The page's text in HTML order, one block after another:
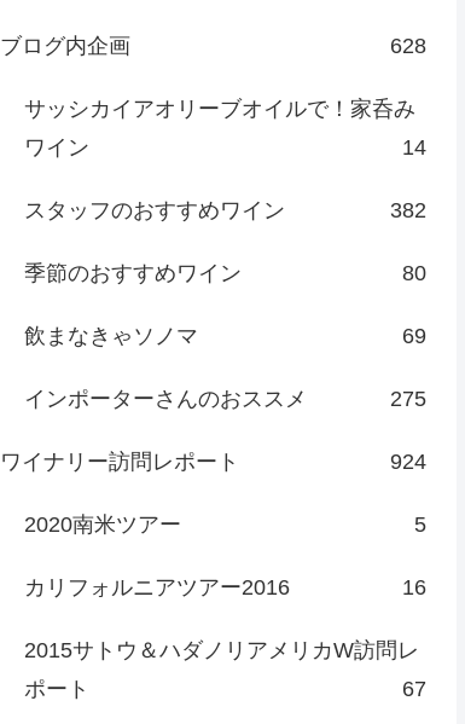
ブログ内企画 628
サッシカイアオリーブオイルで！家呑み
ワイン
14
スタッフのおすすめワイン 382
季節のおすすめワイン 80
飲まなきゃソノマ 69
インポーターさんのおススメ 275
ワイナリー訪問レポート 924
2020南米ツアー 5
カリフォルニアツアー2016 16
2015サトウ＆ハダノリアメリカW訪問レ
ポート
67